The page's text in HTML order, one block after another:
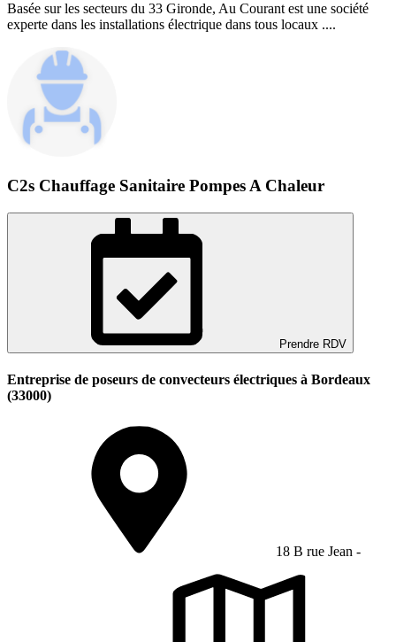
Basée sur les secteurs du 33 Gironde, Au Courant est une société
experte dans les installations électrique dans tous locaux ....
C2s Chauffage Sanitaire Pompes A Chaleur
Prendre RDV
Entreprise de poseurs de convecteurs électriques à Bordeaux
(33000)
18 B rue Jean -